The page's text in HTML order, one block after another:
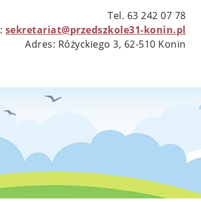
Tel. 63 242 07 78
sekretariat@przedszkole31-konin.pl
Adres: Różyckiego 3, 62-510 Konin